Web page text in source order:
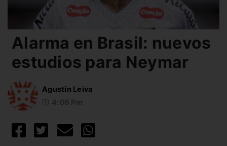
Alarma en Brasil: nuevos
estudios para Neymar
Agustín Leiva